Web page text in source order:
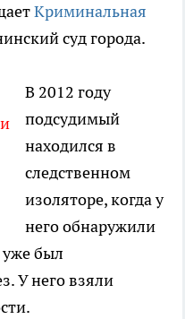
Криминальная
суд города.
В 2012 году
подсудимый
находился в
следственном
изоляторе, когда у
него обнаружили
был
У него взяли